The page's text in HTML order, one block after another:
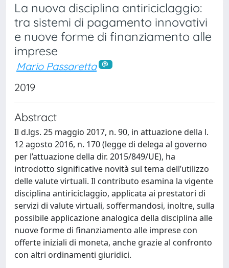
La nuova disciplina antiriciclaggio:
tra sistemi di pagamento innovativi
e nuove forme di finanziamento alle
imprese
Mario Passaretta
2019
Abstract
Il d.lgs. 25 maggio 2017, n. 90, in attuazione della l.
12 agosto 2016, n. 170 (legge di delega al governo
per l’attuazione della dir. 2015/849/UE), ha
introdotto significative novità sul tema dell’utilizzo
delle valute virtuali. Il contributo esamina la vigente
disciplina antiriciclaggio, applicata ai prestatori di
servizi di valute virtuali, soffermandosi, inoltre, sulla
possibile applicazione analogica della disciplina alle
nuove forme di finanziamento alle imprese con
offerte iniziali di moneta, anche grazie al confronto
con altri ordinamenti giuridici.